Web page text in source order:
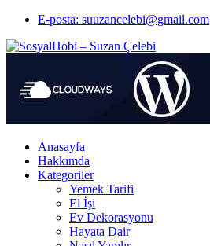
E-posta: suuzancelebi@gmail.com
Anasayfa
Hakkımda
Kategoriler
Yemek Tarifi
El İşi
Ev Dekorasyonu
Hayata Dair